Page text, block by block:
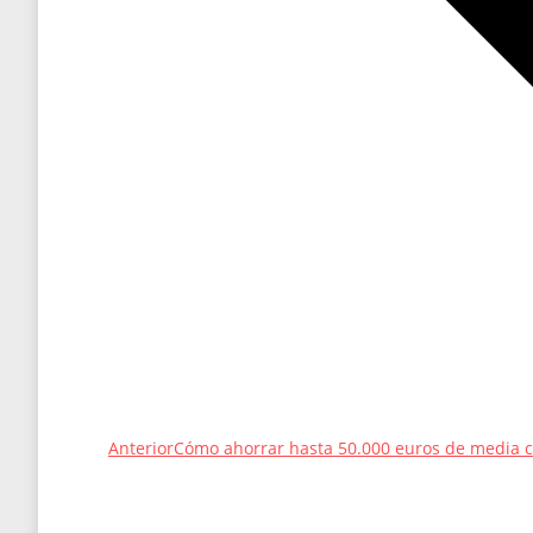
AnteriorEntrada
Cómo ahorrar hasta 50.000 euros de media